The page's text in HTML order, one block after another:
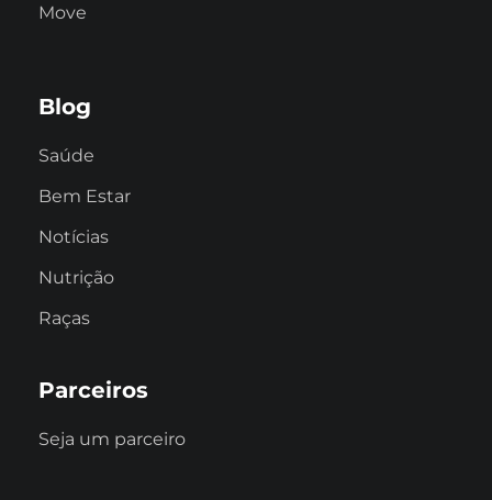
Move
Blog
Saúde
Bem Estar
Notícias
Nutrição
Raças
Parceiros
Seja um parceiro